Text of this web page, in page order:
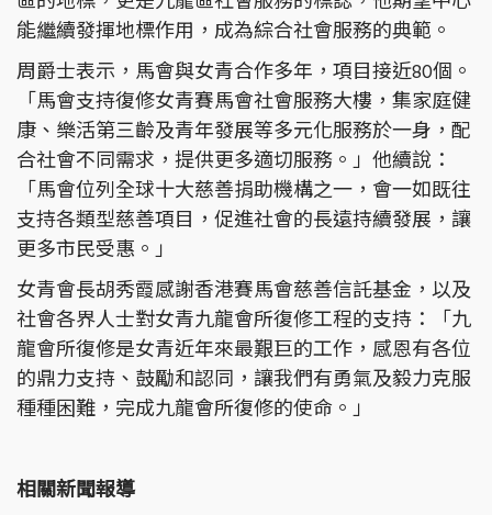
能繼續發揮地標作用，成為綜合社會服務的典範。
周爵士表示，馬會與女青合作多年，項目接近80個。
「馬會支持復修女青賽馬會社會服務大樓，集家庭健
康、樂活第三齡及青年發展等多元化服務於一身，配
合社會不同需求，提供更多適切服務。」他續說：
「馬會位列全球十大慈善捐助機構之一，會一如既往
支持各類型慈善項目，促進社會的長遠持續發展，讓
更多市民受惠。」
女青會長胡秀霞感謝香港賽馬會慈善信託基金，以及
社會各界人士對女青九龍會所復修工程的支持：「九
龍會所復修是女青近年來最艱巨的工作，感恩有各位
的鼎力支持、鼓勵和認同，讓我們有勇氣及毅力克服
種種困難，完成九龍會所復修的使命。」
相關新聞報導